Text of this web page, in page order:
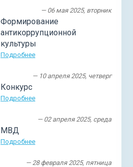
— 06 мая 2025, вторник
Формирование
антикоррупционной
культуры
Подробнее
— 10 апреля 2025, четверг
Конкурс
Подробнее
— 02 апреля 2025, среда
МВД
Подробнее
— 28 февраля 2025, пятница